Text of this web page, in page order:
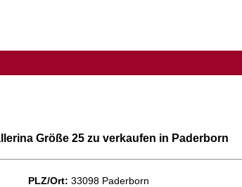
Größe 25 zu verkaufen in Paderborn
PLZ/Ort: 33098 Paderborn